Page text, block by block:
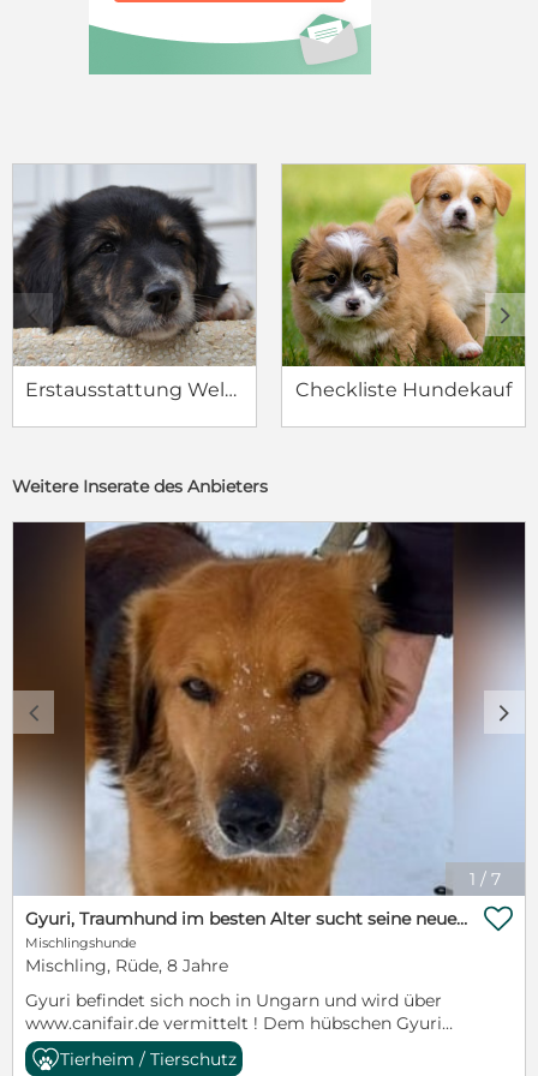
Erstausstattung Welpe Checkliste Hundekauf
c d
Weitere Inserate des Anbieters
1 / 7
c d
Gyuri, Traumhund im besten Alter sucht seine neue Familie !
Mischlingshunde
Mischling, Rüde, 8 Jahre
Gyuri befindet sich noch in Ungarn und wird über
www.canifair.de vermittelt ! Dem hübschen Gyuri
hat leider ein trauriges Schicksal ereilt, sein Herrchen
ist verstorben und da sich keiner in der Familie um

Tierheim / Tierschutz